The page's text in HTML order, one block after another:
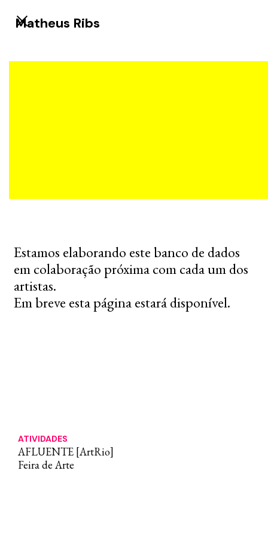
Matheus Ribs
ATIVIDADES
AFLUENTE [ArtRio]
Feira de Arte
Estamos elaborando este banco de dados
em colaboração próxima com cada um dos
artistas.
Em breve esta página estará disponível.